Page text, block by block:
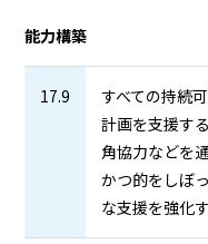
能力構築
17.9
すべての持続
計画を支援す
角協力などを
かつ的をしぼ
な支援を強化す